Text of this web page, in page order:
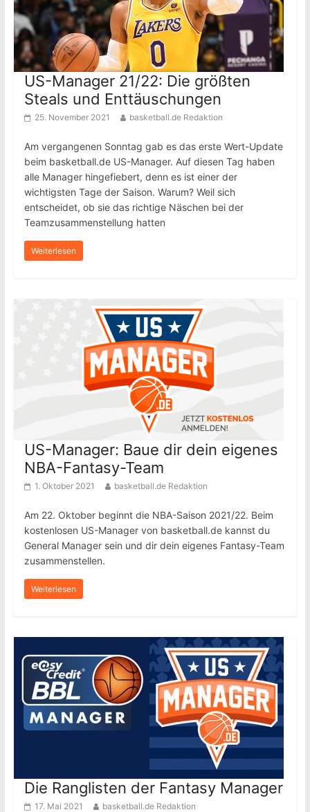
US-Manager 21/22: Die größten
Steals und Enttäuschungen
25. November 2021 basketball.de Redaktion
Am vergangenen Sonntag gab es das erste Wert-Update
beim basketball.de US-Manager. Auf diesen Tag haben
alle Manager hingefiebert, denn es ist einer der
wichtigsten Tage der Saison. Warum? Weil sich
entscheidet, ob sie das richtige Näschen bei der
Teamzusammenstellung hatten
Weiterlesen
US-Manager: Baue dir dein eigenes
NBA-Fantasy-Team
1. Oktober 2021 basketball.de Redaktion
Am 22. Oktober beginnt die NBA-Saison 2021/22. Beim
kostenlosen US-Manager von basketball.de kannst du
General Manager sein und dir dein eigenes Fantasy-Team
zusammenstellen.
Weiterlesen
Die Ranglisten der Fantasy Manager
17. Mai 2021 basketball.de Redaktion